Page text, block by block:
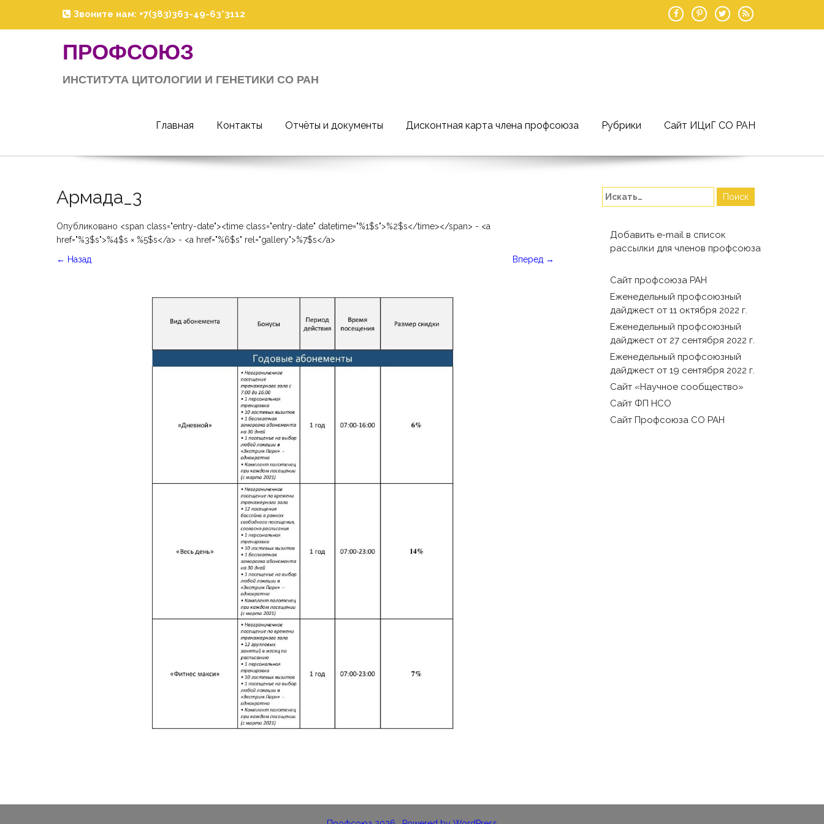
content
Звоните нам: +7(383)363-49-63*3112
ПРОФСОЮЗ
ИНСТИТУТА ЦИТОЛОГИИ И ГЕНЕТИКИ СО РАН
Главная Контакты Отчёты и документы Дисконтная карта члена профсоюза Рубрики Сайт ИЦиГ СО РАН
Армада_3
Опубликовано <span class="entry-date"><time class="entry-date" datetime="%1$s">%2$s</time></span> - <a
href="%3$s">%4$s × %5$s</a> - <a href="%6$s" rel="gallery">%7$s</a>
← Назад Вперед →
Добавить e-mail в список
рассылки для членов профсоюза
Сайт профсоюза РАН
Еженедельный профсоюзный
дайджест от 11 октября 2022 г.
Еженедельный профсоюзный
дайджест от 27 сентября 2022 г.
Еженедельный профсоюзный
дайджест от 19 сентября 2022 г.
Сайт «Научное сообщество»
Сайт ФП НСО
Сайт Профсоюза СО РАН